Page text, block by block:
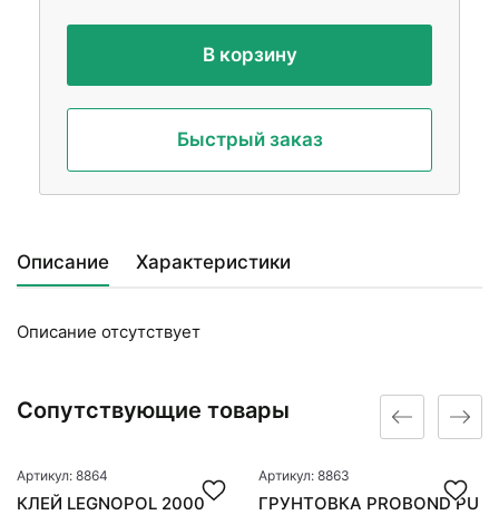
В корзину
Быстрый заказ
Описание Характеристики
Описание отсутствует
Сопутствующие товары
Артикул: 8864
КЛЕЙ LEGNOPOL 2000
Артикул: 8863
ГРУНТОВКА PROBOND PU